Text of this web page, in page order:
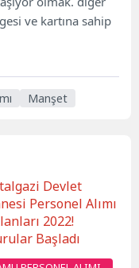
ve kartına sahip
Manşet